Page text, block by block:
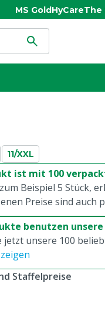
MS GoldHyCareThe
11/XXL
ist mit 100
Beispiel 5 Stück,
Preise sind auch
benutzen
jetzt unsere 100
Staffelpreise